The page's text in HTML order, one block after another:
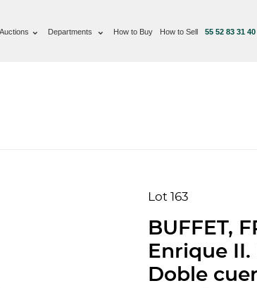
Auctions Departments How to Buy How to Sell 55 52 83 31 40
Lot 163
BUFFET,
Enrique
Doble